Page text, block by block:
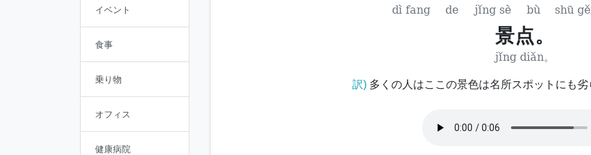
イベント
食事
乗り物
オフィス
健康病院
dì fang de jǐng sè bù shū
景点。
jǐng diǎn。
訳)多くの人はここの景色は名所スポットにも劣